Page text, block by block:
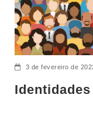
3 de fevereiro de